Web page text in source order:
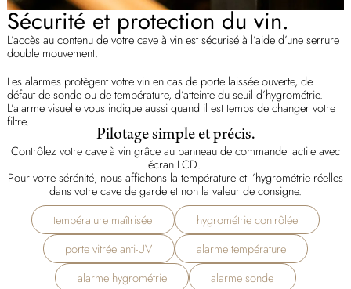
Sécurité et protection du vin.
L’accès au contenu de votre cave à vin est sécurisé à l’aide d’une serrure
double mouvement.
Les alarmes protègent votre vin en cas de porte laissée ouverte, de
défaut de sonde ou de température, d’atteinte du seuil d’hygrométrie.
L’alarme visuelle vous indique aussi quand il est temps de changer votre
filtre.
Pilotage simple et précis.
Contrôlez votre cave à vin grâce au panneau de commande tactile avec
écran LCD.
Pour votre sérénité, nous affichons la température et l’hygrométrie réelles
dans votre cave de garde et non la valeur de consigne.
température maîtrisée
hygrométrie contrôlée
porte vitrée anti-UV
alarme température
alarme hygrométrie
alarme sonde